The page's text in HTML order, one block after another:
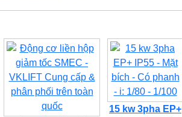
15 kw 3pha EP+